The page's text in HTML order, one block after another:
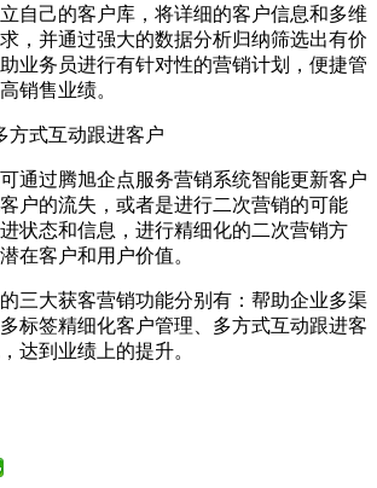
自己的客户库，将详细的客户信息和多维
，并通过强大的数据分析归纳筛选出有价
业务员进行有针对性的营销计划，便捷管
销售业绩。
式互动跟进客户
过腾旭企点服务营销系统智能更新客户
户的流失，或者是进行二次营销的可能
状态和信息，进行精细化的二次营销方
在客户和用户价值。
大获客营销功能分别有：帮助企业多渠
标签精细化客户管理、多方式互动跟进客
达到业绩上的提升。